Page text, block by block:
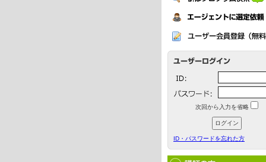
次回から入力を省略
ID・パスワードを忘れた方